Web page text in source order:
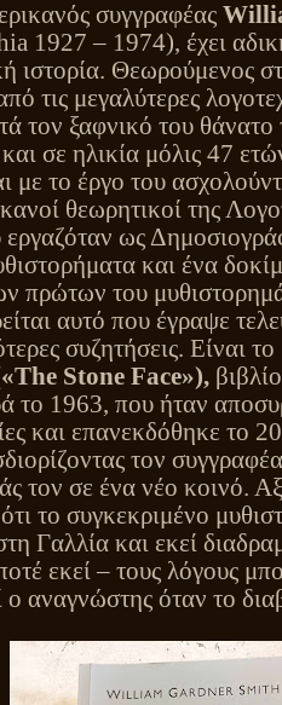
συγγραφέας
1927 – 1974), έχει
ιστορία. Θεωρούμενος
τις μεγαλύτερες
τον ξαφνικό του
και σε ηλικία μόλις 47
με το έργο του
θεωρητικοί της
ως
και ένα
πρώτων του
αυτό που έγραψε
συζητήσεις. Είναι το
The Stone Face»),
το 1963, που ήταν
και επανεκδόθηκε το
τον
τον σε ένα νέο κοινό.
το συγκεκριμένο
Γαλλία και εκεί
εκεί – τους λόγους
ο αναγνώστης όταν το